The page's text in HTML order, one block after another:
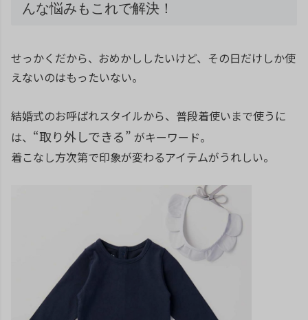
んな悩みもこれで解決！
せっかくだから、 おめかししたいけど、その日だけしか使
えないのはもったいない。
結婚式のお呼ばれスタイルから、普段着使いまで使うに
は、 “取り外しできる” がキーワード。
着こなし方次第で印象が変わるアイテムがうれしい。